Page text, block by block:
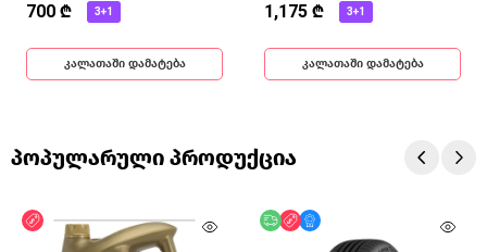
700 ₾ 3+1
კალათაში დამატება
1,175 ₾ 3+1
კალათაში დამატება
პოპულარული პროდუქცია
ფასდაკლება უფასო მიწოდება
ფასდაკლება